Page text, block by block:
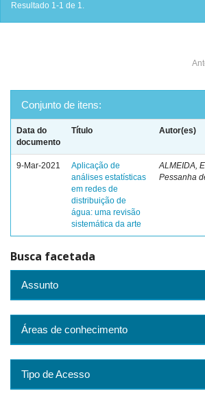
Resultado 1-1 de 1.
Conjunto de itens:
Data do
documento
Título Autor(es)
9-Mar-2021
Aplicação de
análises estatísticas
em redes de
distribuição de
água: uma revisão
sistemática da arte
ALMEIDA,
Pessanha
Busca facetada
Assunto
Áreas de conhecimento
Tipo de Acesso